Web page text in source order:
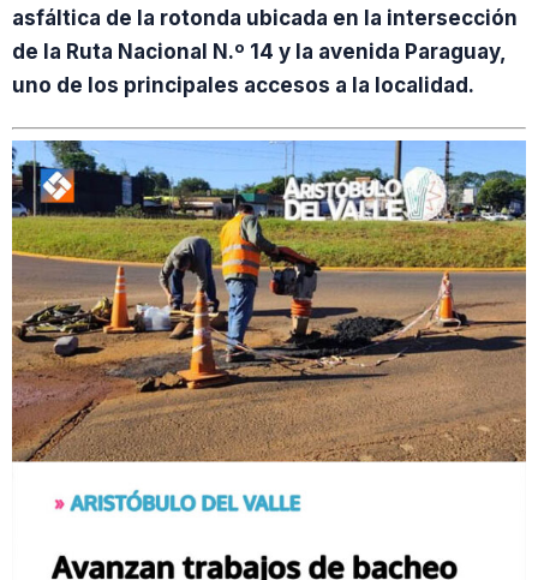
asfáltica de la rotonda ubicada en la intersección
de la Ruta Nacional N.º 14 y la avenida Paraguay,
uno de los principales accesos a la localidad.